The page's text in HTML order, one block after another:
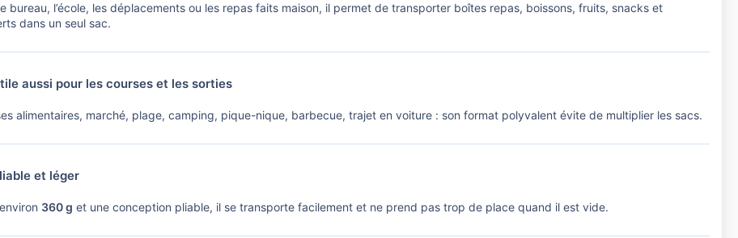
bureau, l’école, les déplacements ou les repas faits maison, il permet de transporter boîtes repas, boissons, fruits, snacks et
dans un seul sac.
aussi pour les courses et les sorties
alimentaires, marché, plage, camping, pique-nique, barbecue, trajet en voiture : son format polyvalent évite de multiplier les sacs.
et léger
360 g et une conception pliable, il se transporte facilement et ne prend pas trop de place quand il est vide.